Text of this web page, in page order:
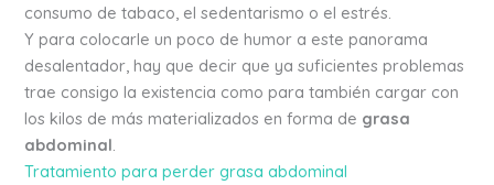
consumo de tabaco, el sedentarismo o el estrés.
Y para colocarle un poco de humor a este panorama
desalentador, hay que decir que ya suficientes problemas
trae consigo la existencia como para también cargar con
los kilos de más materializados en forma de grasa
abdominal.
Tratamiento para perder grasa abdominal